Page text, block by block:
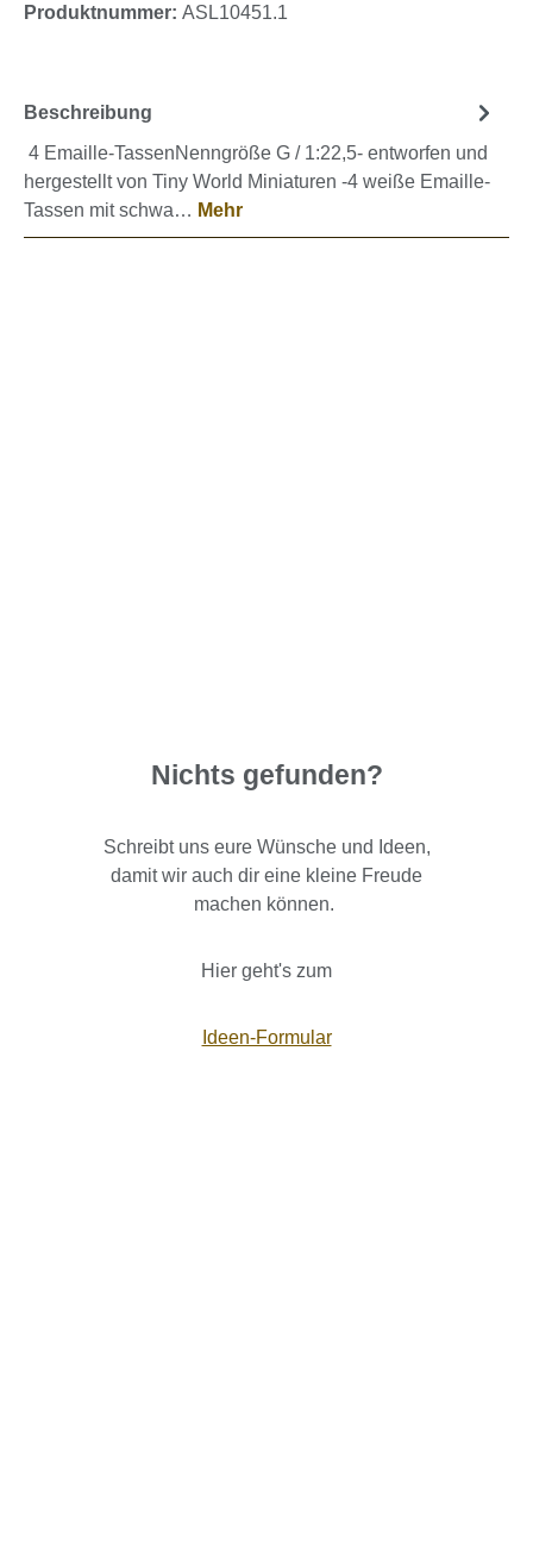
Produktnummer: ASL10451.1
Beschreibung
4 Emaille-TassenNenngröße G / 1:22,5- entworfen und
hergestellt von Tiny World Miniaturen -4 weiße Emaille-
Tassen mit schwa… Mehr
Nichts gefunden?
Schreibt uns eure Wünsche und Ideen,
damit wir auch dir eine kleine Freude
machen können.
Hier geht's zum
Ideen-Formular